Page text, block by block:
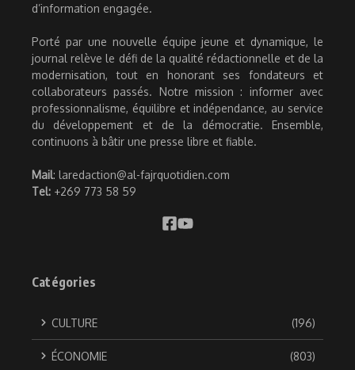
d’information engagée.
Porté par une nouvelle équipe jeune et dynamique, le
journal relève le défi de la qualité rédactionnelle et de la
modernisation, tout en honorant ses fondateurs et
collaborateurs passés. Notre mission : informer avec
professionnalisme, équilibre et indépendance, au service
du développement et de la démocratie. Ensemble,
continuons à bâtir une presse libre et fiable.
Mail: laredaction@al-fajrquotidien.com
Tel: +269 773 58 59
Catégories
CULTURE (196)
ÉCONOMIE (803)